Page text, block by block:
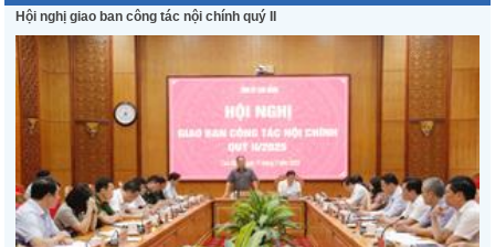
Hội nghị giao ban công tác nội chính quý II